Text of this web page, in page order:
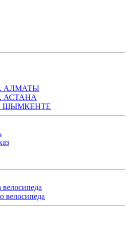
АЛМАТЫ
АСТАНА
ШЫМКЕНТЕ
велосипеда